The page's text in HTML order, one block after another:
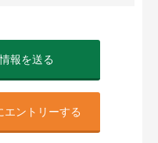
報を送る
エントリーする